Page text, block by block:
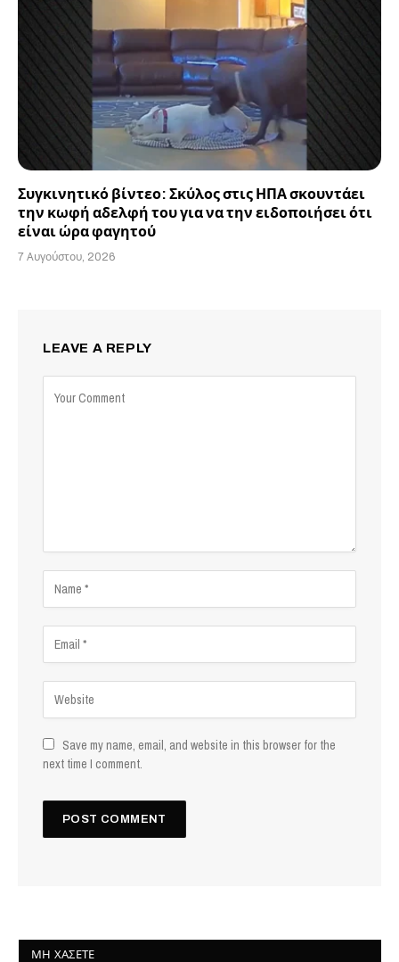
Συγκινητικό βίντεο: Σκύλος στις ΗΠΑ σκουντάει
την κωφή αδελφή του για να την ειδοποιήσει ότι
είναι ώρα φαγητού
7 Αυγούστου, 2026
LEAVE A REPLY
Save my name, email, and website in this browser for the
next time I comment.
ΜΗ ΧΆΣΕΤΕ